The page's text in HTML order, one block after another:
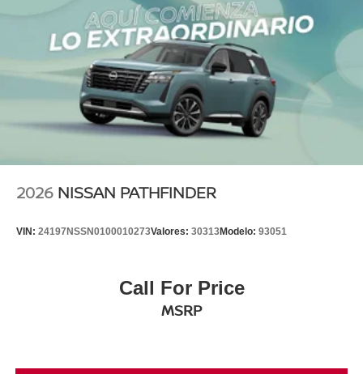
2026 NISSAN PATHFINDER
VIN: 24197NSSN0100010273Valores: 30313Modelo: 93051
Call For Price
MSRP